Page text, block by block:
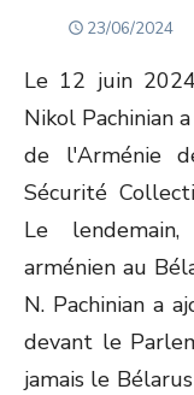
POSTED
23/06/2024
Le 12 juin
Nikol Pachinian
de l'Arménie
Sécurité
Le
arménien au
N. Pachinian a
devant le
jamais le